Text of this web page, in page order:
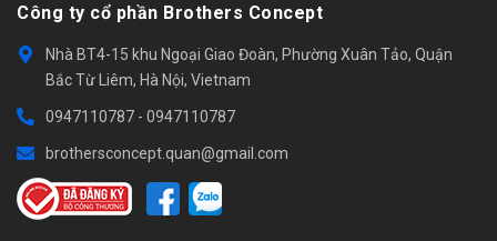
Công ty cổ phần Brothers Concept
Nhà BT4-15 khu Ngoại Giao Đoàn, Phường Xuân Tảo, Quận
Bắc Từ Liêm, Hà Nội, Vietnam
0947110787 - 0947110787
brothersconcept.quan@gmail.com